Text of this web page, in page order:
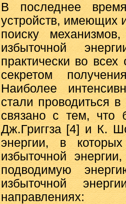
В последнее
устройств, имеющих
поиску
избыточной
практически во
секретом
Наиболее
стали проводиться
связано с тем, что
Дж.Григгза [4] и К.
энергии, в
избыточной
подводимую
избыточной
направлениях: